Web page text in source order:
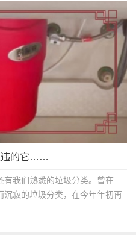
违的它……
我们熟悉的垃圾分类。曾在
寂的垃圾分类，在今年年初再